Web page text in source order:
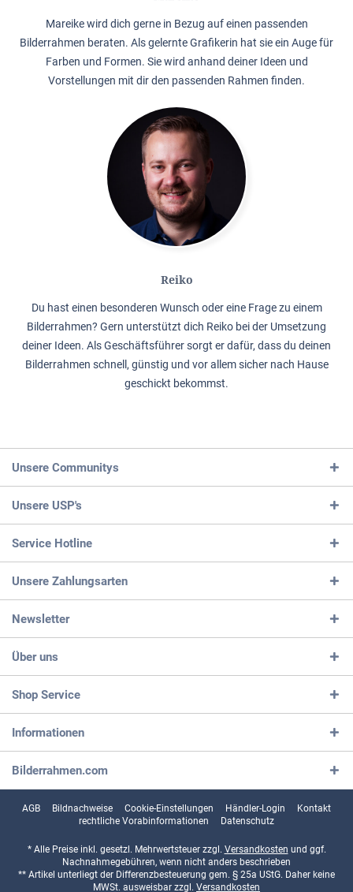
Mareike wird dich gerne in Bezug auf einen passenden
Bilderrahmen beraten. Als gelernte Grafikerin hat sie ein Auge für
Farben und Formen. Sie wird anhand deiner Ideen und
Vorstellungen mit dir den passenden Rahmen finden.
Reiko
Du hast einen besonderen Wunsch oder eine Frage zu einem
Bilderrahmen? Gern unterstützt dich Reiko bei der Umsetzung
deiner Ideen. Als Geschäftsführer sorgt er dafür, dass du deinen
Bilderrahmen schnell, günstig und vor allem sicher nach Hause
geschickt bekommst.
Unsere Communitys
Unsere USP's
Service Hotline
Unsere Zahlungsarten
Newsletter
Über uns
Shop Service
Informationen
Bilderrahmen.com
AGB Bildnachweise Cookie-Einstellungen Händler-Login
Kontakt
rechtliche Vorabinformationen
Datenschutz
* Alle Preise inkl. gesetzl. Mehrwertsteuer zzgl. Versandkosten und ggf.
Nachnahmegebühren, wenn nicht anders beschrieben
** Artikel unterliegt der Differenzbesteuerung gem. § 25a UStG. Daher keine
MWSt. ausweisbar zzgl. Versandkosten